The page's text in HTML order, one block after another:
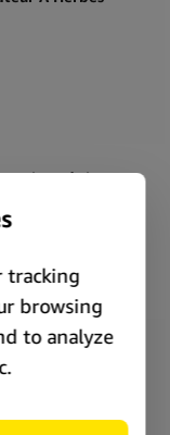
Sèches
Clés